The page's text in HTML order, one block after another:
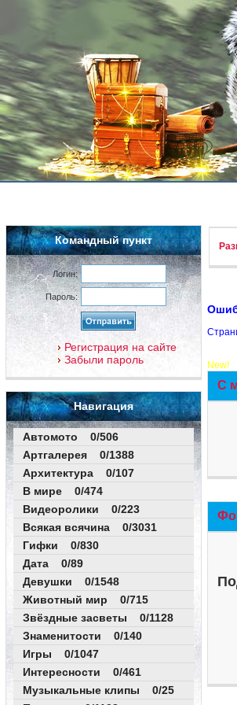
Командный пункт
Логин:
Пароль:
Регистрация на сайте
Забыли пароль
Навигация
Автомото 0/506
Артгалерея 0/1388
Архитектура 0/107
В мире 0/474
Видеоролики 0/223
Всякая всячина 0/3031
Гифки 0/830
Дата 0/89
Девушки 0/1548
Животный мир 0/715
Звёздные засветы 0/1128
Знаменитости 0/140
Игры 0/1047
Интересности 0/461
Музыкальные клипы 0/25
New!
С